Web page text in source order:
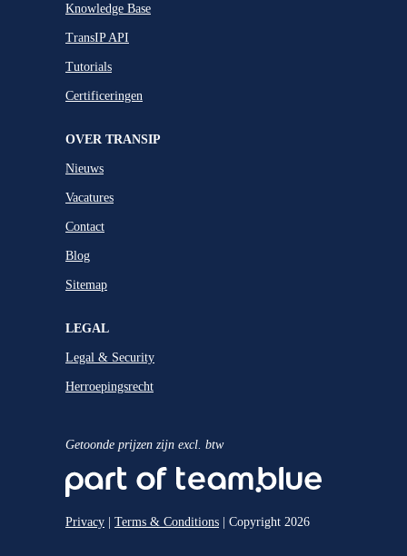
Knowledge Base
TransIP API
Tutorials
Certificeringen
OVER TRANSIP
Nieuws
Vacatures
Contact
Blog
Sitemap
LEGAL
Legal & Security
Herroepingsrecht
Getoonde prijzen zijn excl. btw
Privacy | Terms & Conditions | Copyright 2026